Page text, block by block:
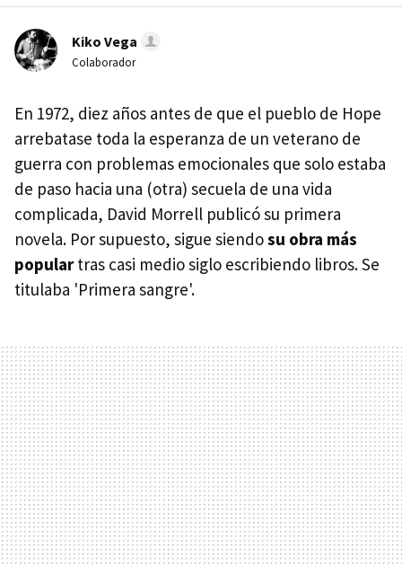
Kiko Vega
Colaborador
En 1972, diez años antes de que el pueblo de Hope
arrebatase toda la esperanza de un veterano de
guerra con problemas emocionales que solo estaba
de paso hacia una (otra) secuela de una vida
complicada, David Morrell publicó su primera
novela. Por supuesto, sigue siendosu obra más
populartras casi medio siglo escribiendo libros. Se
titulaba 'Primera sangre'.